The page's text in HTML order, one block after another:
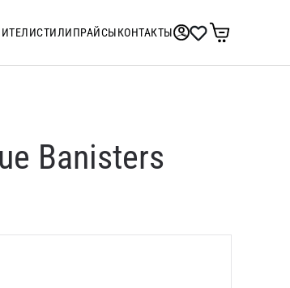
СТИЛИПРАЙСЫКОНТАКТЫ
Banisters